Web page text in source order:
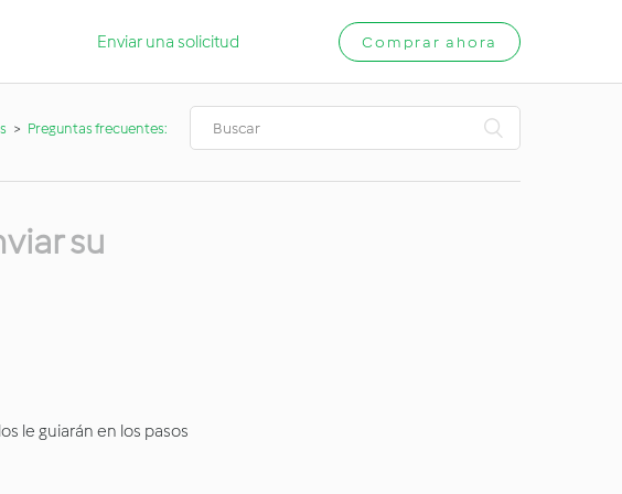
Enviar una solicitud Comprar ahora
Preguntas frecuentes:
su
le guiarán en los pasos